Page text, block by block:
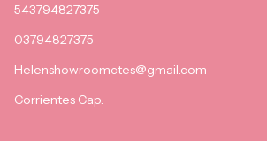
543794827375
03794827375
Helenshowroomctes@gmail.com
Corrientes Cap.